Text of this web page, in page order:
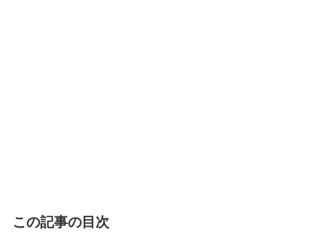
この記事の目次